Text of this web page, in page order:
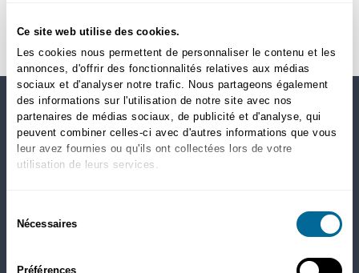
Ce site web utilise des cookies.
Les cookies nous permettent de personnaliser le contenu et les
annonces, d'offrir des fonctionnalités relatives aux médias
sociaux et d'analyser notre trafic. Nous partageons également
des informations sur l'utilisation de notre site avec nos
partenaires de médias sociaux, de publicité et d'analyse, qui
peuvent combiner celles-ci avec d'autres informations que vous
leur avez fournies ou qu'ils ont collectées lors de votre
utilisation de leurs services.
duNécessaires
Préférences
MAGASINEZ PAR CATÉGORIES
Chiens
Gâteries
Chats